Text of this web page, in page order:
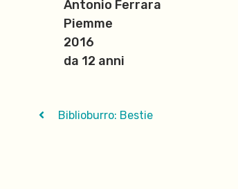
Antonio Ferrara
Piemme
2016
da 12 anni
Biblioburro: Bestie